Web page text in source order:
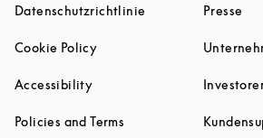
Datenschutzrichtlinie Link Opens in New
Cookie PolicyLink Opens in New Tab
AccessibilityLink Opens in New Tab
Policies and Terms Link Opens in New Tab
Presse